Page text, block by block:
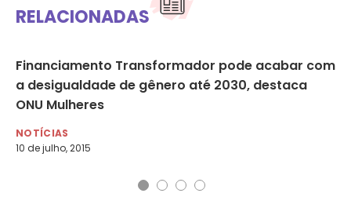
RELACIONADAS
Financiamento Transformador pode acabar com
a desigualdade de gênero até 2030, destaca
ONU Mulheres
NOTÍCIAS
10 de julho, 2015